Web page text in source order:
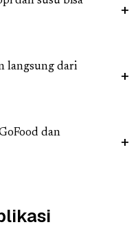
langsung dari
dan